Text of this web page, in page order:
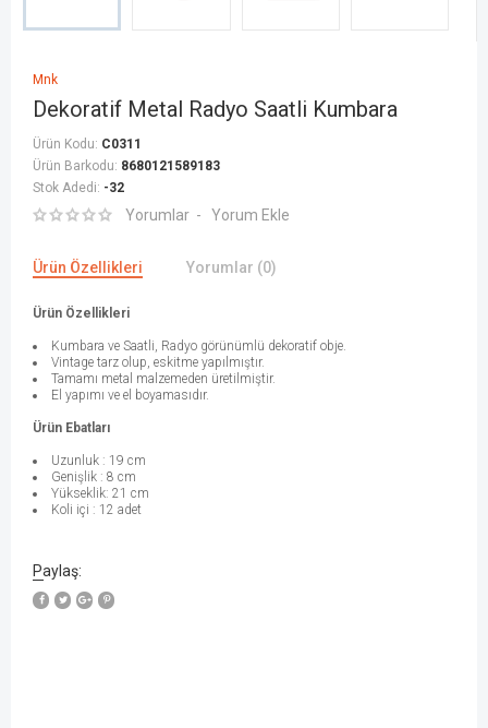
Mnk
Dekoratif Metal Radyo Saatli Kumbara
Ürün Kodu: C0311
Ürün Barkodu: 8680121589183
Stok Adedi: -32
Yorumlar Yorum Ekle
Ürün Özellikleri Yorumlar (0)
Ürün Özellikleri
Kumbara ve Saatli, Radyo görünümlü dekoratif obje.
Vintage tarz olup, eskitme yapılmıştır.
Tamamı metal malzemeden üretilmiştir.
El yapımı ve el boyamasıdır.
Ürün Ebatları
Uzunluk : 19 cm
Genişlik : 8 cm
Yükseklik: 21 cm
Koli içi : 12 adet
Paylaş: